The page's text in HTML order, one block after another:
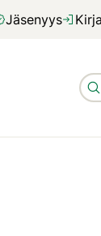
Jäsenyys